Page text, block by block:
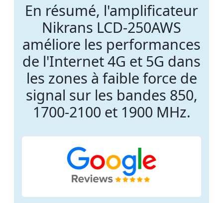
En résumé, l'amplificateur
Nikrans LCD-250AWS
améliore les performances
de l'Internet 4G et 5G dans
les zones à faible force de
signal sur les bandes 850,
1700-2100 et 1900 MHz.